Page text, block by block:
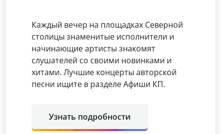
Каждый вечер на площадках Северной
столицы знаменитые исполнители и
начинающие артисты знакомят
слушателей со своими новинками и
хитами. Лучшие концерты авторской
песни ищите в разделе Афиши КП.
Узнать подробности